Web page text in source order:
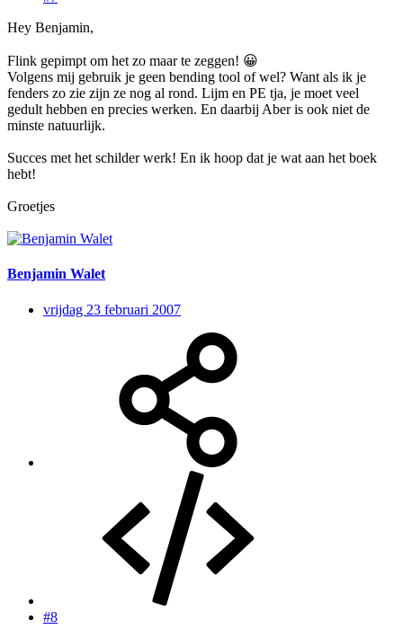
Hey Benjamin,
Flink gepimpt om het zo maar te zeggen! 😀
Volgens mij gebruik je geen bending tool of wel? Want als ik je
fenders zo zie zijn ze nog al rond. Lijm en PE tja, je moet veel
gedult hebben en precies werken. En daarbij Aber is ook niet de
minste natuurlijk.
Succes met het schilder werk! En ik hoop dat je wat aan het boek
hebt!
Groetjes
Benjamin Walet
vrijdag 23 februari 2007
#8